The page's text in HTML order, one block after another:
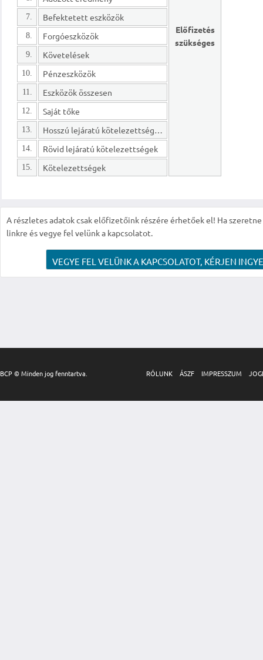
Előfizetés
szükséges
7. Befektetett eszközök
8. Forgóeszközök
9. Követelések
10. Pénzeszközök
11. Eszközök összesen
12. Saját tőke
13. Hosszú lejáratú kötelezettségek
14. Rövid lejáratú kötelezettségek
15. Kötelezettségek
A részletes adatok csak előfizetőink részére érhetőek el! Ha
linkre és vegye fel velünk a kapcsolatot.
VEGYE FEL VELÜNK A KAPCSOLATOT, KÉRJEN
BCP © Minden jog fenntartva. RÓLUNK ÁSZF IMPRESSZUM